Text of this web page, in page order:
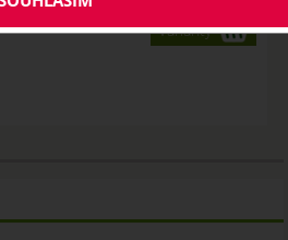
Varianty